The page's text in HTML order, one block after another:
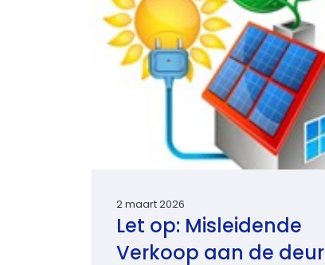
2 maart 2026
Let op: Misleidende
Verkoop aan de deur